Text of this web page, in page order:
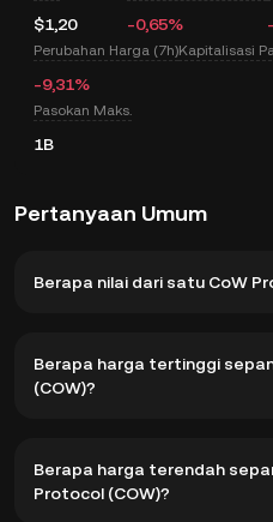
$1,20 -0,65%
Perubahan Harga (7h)
-9,31%
Kapitalisasi
Pasokan Maks.
1B
Pertanyaan Umum
Berapa nilai dari satu CoW
time untuk CoW Protocol
dipengaruhi oleh penawaran
time.
Berapa harga tertinggi
(COW)?
adalah $1,20. Harga COW
tertinggi sepanjang masanya.
Berapa harga terendah
Protocol (COW)?